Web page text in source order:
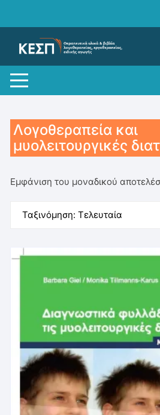
Λογοθεραπεία και
μυολειτουργικές
Εμφάνιση του μοναδικού